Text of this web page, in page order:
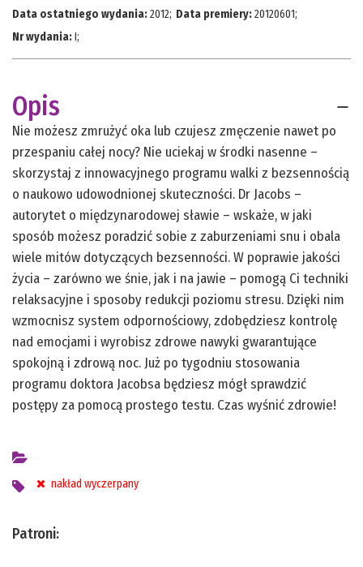
Data ostatniego wydania:2012; Data premiery:20120601;
Nr wydania:I;
Opis
Nie możesz zmrużyć oka lub czujesz zmęczenie nawet po
przespaniu całej nocy? Nie uciekaj w środki nasenne –
skorzystaj z innowacyjnego programu walki z bezsennością
o naukowo udowodnionej skuteczności. Dr Jacobs –
autorytet o międzynarodowej sławie – wskaże, w jaki
sposób możesz poradzić sobie z zaburzeniami snu i obala
wiele mitów dotyczących bezsenności. W poprawie jakości
życia – zarówno we śnie, jak i na jawie – pomogą Ci techniki
relaksacyjne i sposoby redukcji poziomu stresu. Dzięki nim
wzmocnisz system odpornościowy, zdobędziesz kontrolę
nad emocjami i wyrobisz zdrowe nawyki gwarantujące
spokojną i zdrową noc. Już po tygodniu stosowania
programu doktora Jacobsa będziesz mógł sprawdzić
postępy za pomocą prostego testu. Czas wyśnić zdrowie!
nakład wyczerpany
Patroni: